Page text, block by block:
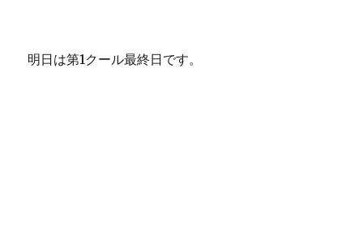
明日は第1クール最終日です。